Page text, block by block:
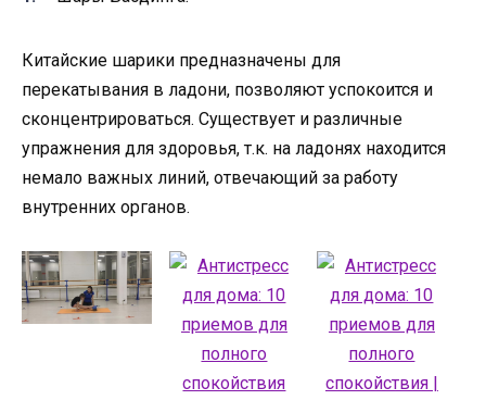
Китайские шарики предназначены для
перекатывания в ладони, позволяют успокоится и
сконцентрироваться. Существует и различные
упражнения для здоровья, т.к. на ладонях находится
немало важных линий, отвечающий за работу
внутренних органов.